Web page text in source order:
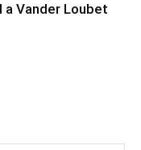
Vander Loubet